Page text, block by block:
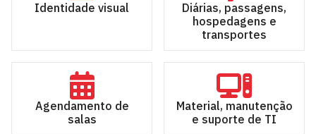
Identidade visual
Diárias, passagens,
hospedagens e
transportes
Agendamento de
salas
Material, manutenção
e suporte de TI